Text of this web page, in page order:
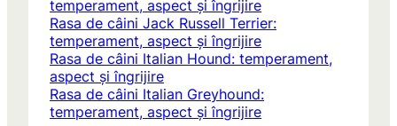
temperament, aspect și îngrijire
Rasa de câini Jack Russell Terrier:
temperament, aspect și îngrijire
Rasa de câini Italian Hound: temperament,
aspect și îngrijire
Rasa de câini Italian Greyhound:
temperament, aspect și îngrijire